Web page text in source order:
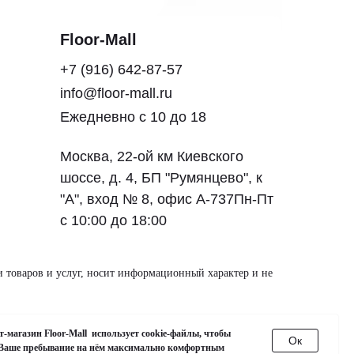
магазин Floor-Mall использует cookie-файлы, чтобы
пребывание на нём максимально комфортным
Oк
Floor-Mall
+7 (916) 642-87-57
info@floor-mall.ru
Ежедневно с 10 до 18
Москва, 22-ой км Киевского
шоссе, д. 4, БП "Румянцево", к
"А", вход № 8, офис А-737Пн-Пт
с 10:00 до 18:00
и услуг, носит информационный характер и не